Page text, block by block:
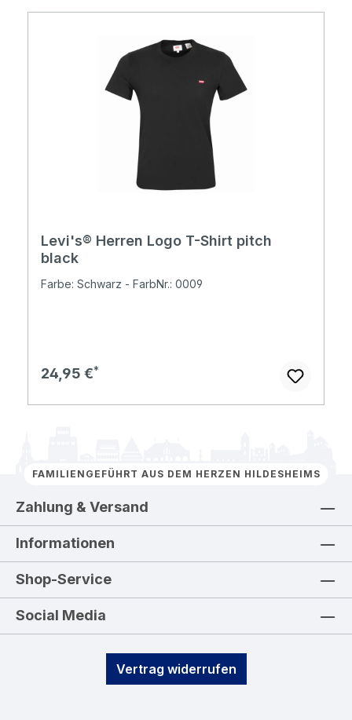
Levi's® Herren Logo T-Shirt pitch
black
Farbe: Schwarz - FarbNr.: 0009
Regulärer Preis:
24,95 €
FAMILIENGEFÜHRT AUS DEM HERZEN HILDESHEIMS
Zahlung & Versand
Informationen
Shop-Service
Social Media
Vertrag widerrufen